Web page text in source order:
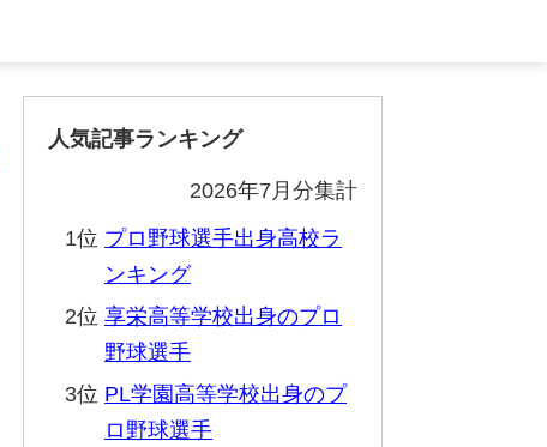
人気記事ランキング
2026年7月分集計
1位 プロ野球選手出身高校ラ
ンキング
2位 享栄高等学校出身のプロ
野球選手
3位 PL学園高等学校出身のプ
ロ野球選手